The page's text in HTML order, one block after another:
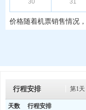
30 31
价格随着机票销售情况
行程安排 第1天
天数 行程安排